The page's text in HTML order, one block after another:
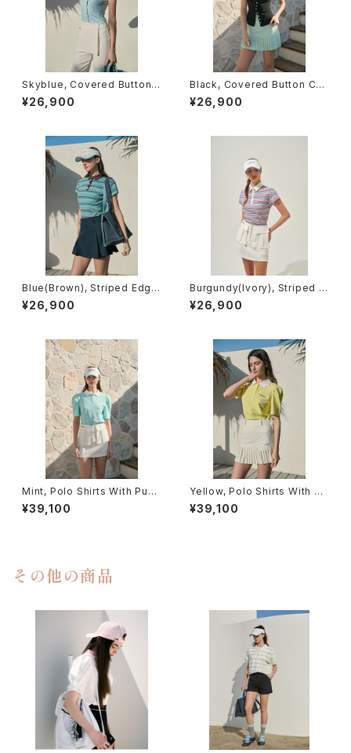
Skyblue, Covered Button
Cardigan (short sleeve)
¥26,900
Black, Covered Button Car
digan (short sleeve)
¥26,900
Blue(Brown), Striped Edge
Line Short Sleeve Polo
¥26,900
Burgundy(Ivory), Striped E
dgeLine Short Sleeve Polo
¥26,900
Mint, Polo Shirts With Puff
Sleeve / Short (Light Ver.)
¥39,100
Yellow, Polo Shirts With Pu
ff Sleeve / Short (Light Ve
r.)
¥39,100
その他の商品